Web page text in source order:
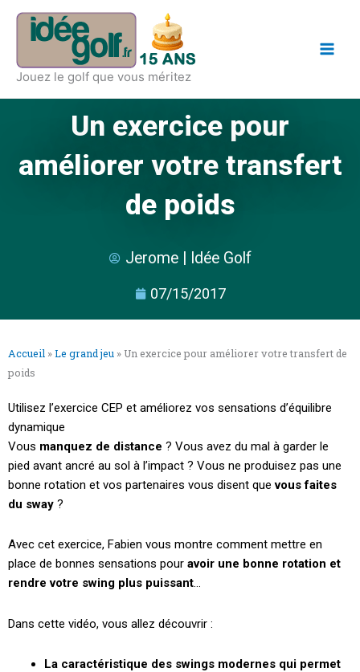
Aller
contenu
Jouez le golf que vous méritez
Un exercice pour
améliorer votre transfert
de poids
Jerome | Idée Golf
07/15/2017
Accueil »Le grand jeu » Un exercice pour améliorer votre transfert de
poids
Utilisez l’exercice CEP et améliorez vos sensations d’équilibre
dynamique
Vous manquez de distance ? Vous avez du mal à garder le
pied avant ancré au sol à l’impact ? Vous ne produisez pas une
bonne rotation et vos partenaires vous disent quevous faites
du sway ?
Avec cet exercice, Fabien vous montre comment mettre en
place de bonnes sensations pour avoir une bonne rotation et
rendre votre swing plus puissant…
Dans cette vidéo, vous allez découvrir :
La caractéristique des swings modernes qui permet